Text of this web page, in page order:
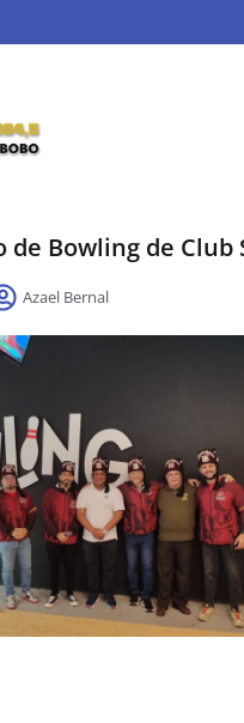
de Bowling de
Azael Bernal